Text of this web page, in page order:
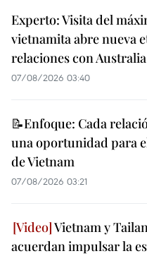
Experto: Visita del
vietnamita abre nueva
relaciones con Australia
07/08/2026 03:40
📝Enfoque: Cada
una oportunidad para
de Vietnam
07/08/2026 03:21
Vietnam y
acuerdan impulsar la